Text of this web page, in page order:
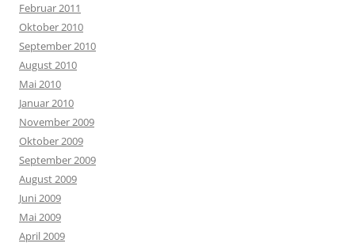
Februar 2011
Oktober 2010
September 2010
August 2010
Mai 2010
Januar 2010
November 2009
Oktober 2009
September 2009
August 2009
Juni 2009
Mai 2009
April 2009